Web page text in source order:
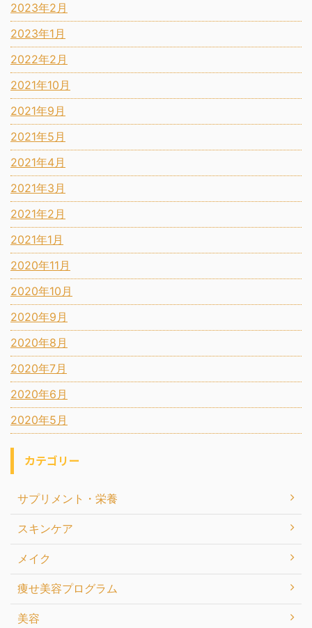
2023年2月
2023年1月
2022年2月
2021年10月
2021年9月
2021年5月
2021年4月
2021年3月
2021年2月
2021年1月
2020年11月
2020年10月
2020年9月
2020年8月
2020年7月
2020年6月
2020年5月
カテゴリー
サプリメント・栄養
スキンケア
メイク
痩せ美容プログラム
美容